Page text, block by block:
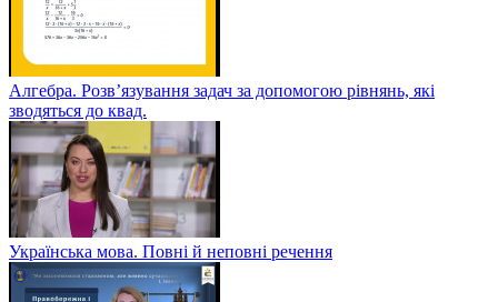
Алгебра. Розв’язування задач за допомогою рівнянь, які
зводяться до квад.
Українська мова. Повні й неповні речення